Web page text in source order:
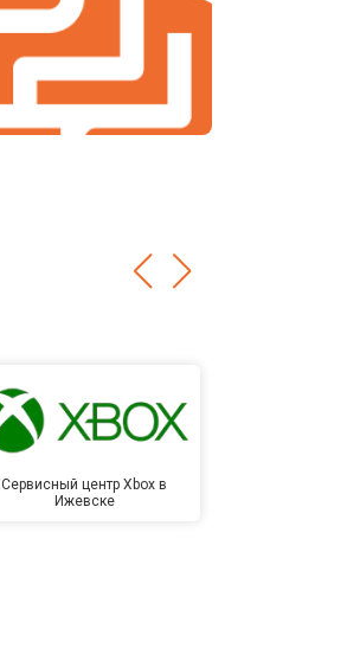
Сервисный центр Xbox в
Ижевске